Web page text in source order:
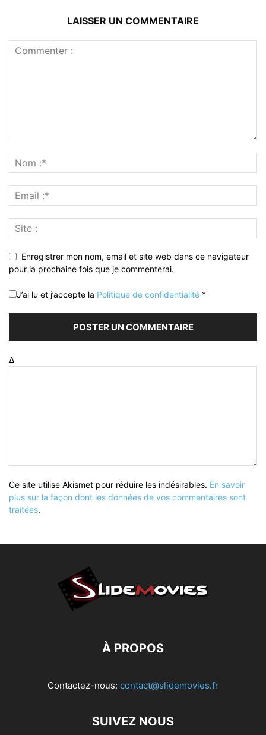
LAISSER UN COMMENTAIRE
Enregistrer mon nom, email et site web dans ce navigateur
pour la prochaine fois que je commenterai.
J’ai lu et j’accepte la Politique de confidentialité *
Δ
Ce site utilise Akismet pour réduire les indésirables. En savoir
plus sur la façon dont les données de vos commentaires sont
traitées.
À PROPOS
Contactez-nous: contact@slidemovies.fr
SUIVEZ NOUS